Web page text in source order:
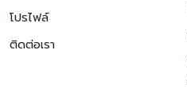
โปรไฟล์
ติดต่อเรา